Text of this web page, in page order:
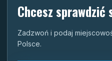
Chcesz
Zadzwoń i podaj
Polsce.